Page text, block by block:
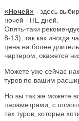
«Ночей» - здесь
ночей - НЕ дней.
Опять-таки
8-13), так как иногда
цена на более
чартером, окажется
Можете уже сейчас
туров по вашим
Но вы так же можете
параметрами, с
тех туров, которые